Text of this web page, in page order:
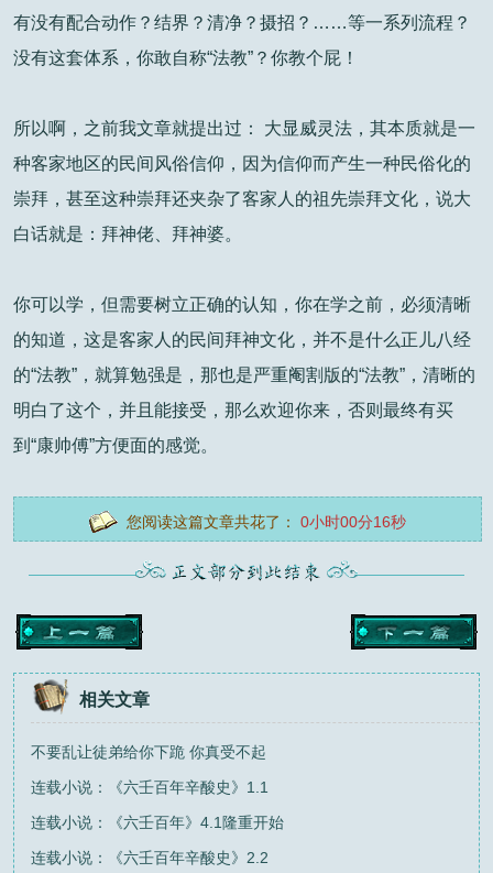
有没有配合动作？结界？清净？摄招？……等一系列流程？
没有这套体系，你敢自称“法教”？你教个屁！
所以啊，之前我文章就提出过： 大显威灵法，其本质就是一
种客家地区的民间风俗信仰，因为信仰而产生一种民俗化的
崇拜，甚至这种崇拜还夹杂了客家人的祖先崇拜文化，说大
白话就是：拜神佬、拜神婆。
你可以学，但需要树立正确的认知，你在学之前，必须清晰
的知道，这是客家人的民间拜神文化，并不是什么正儿八经
的“法教”，就算勉强是，那也是严重阉割版的“法教”，清晰的
明白了这个，并且能接受，那么欢迎你来，否则最终有买
到“康帅傅”方便面的感觉。
您阅读这篇文章共花了： 0小时00分16秒
相关文章
不要乱让徒弟给你下跪 你真受不起
连载小说：《六壬百年辛酸史》1.1
连载小说：《六壬百年》4.1隆重开始
连载小说：《六壬百年辛酸史》2.2